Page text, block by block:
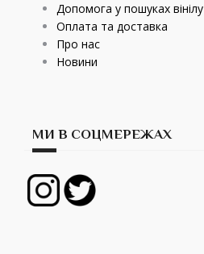
Допомога у пошуках вінілу
Оплата та доставка
Про нас
Новини
МИ В СОЦМЕРЕЖАХ